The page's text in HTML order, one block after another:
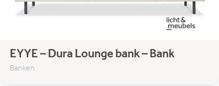
EYYE – Dura Lounge bank – Bank
Banken